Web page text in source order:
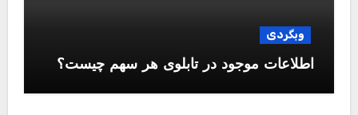
وبگردی
اطلاعات موجود در تابلوی هر سهم چیست؟